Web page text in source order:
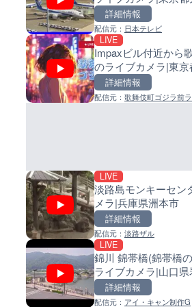
詳細情報
配信元： 日本テレビ
LIVE
Impaxビル付近から
のライブカメラ|東京
詳細情報
配信元： 歌舞伎町ゴジラ前
LIVE
淡路島モンキーセン
メラ|兵庫県洲本市
詳細情報
配信元： 淡路ザル
LIVE
錦川 錦帯橋(錦帯橋
ライブカメラ|山口
詳細情報
配信元： アイ・キャン制作G
日本
カメ
配信元
内海
県南
配信元：
小浦
ライ
配信元
導目
ブカ
配信元：